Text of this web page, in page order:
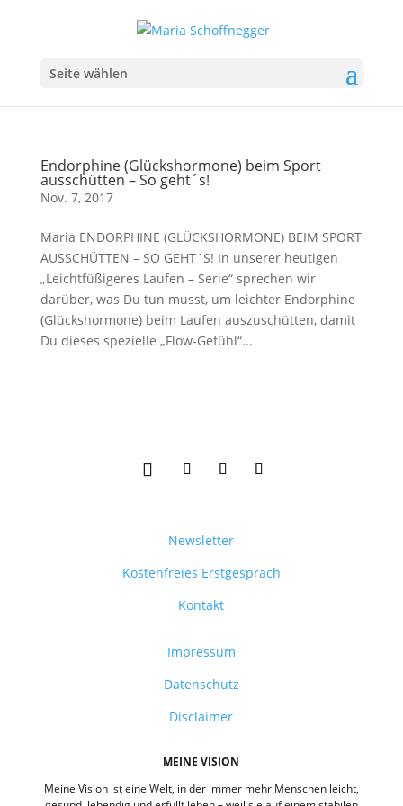
Seite wählen
Endorphine (Glückshormone) beim Sport
ausschütten – So geht´s!
Nov. 7, 2017
Maria ENDORPHINE (GLÜCKSHORMONE) BEIM SPORT
AUSSCHÜTTEN – SO GEHT´S! In unserer heutigen
„Leichtfüßigeres Laufen – Serie“ sprechen wir
darüber, was Du tun musst, um leichter Endorphine
(Glückshormone) beim Laufen auszuschütten, damit
Du dieses spezielle „Flow-Gefühl“...
Newsletter
Kostenfreies Erstgespräch
Kontakt
Impressum
Datenschutz
Disclaimer
MEINE VISION
Meine Vision ist eine Welt, in der immer mehr Menschen leicht,